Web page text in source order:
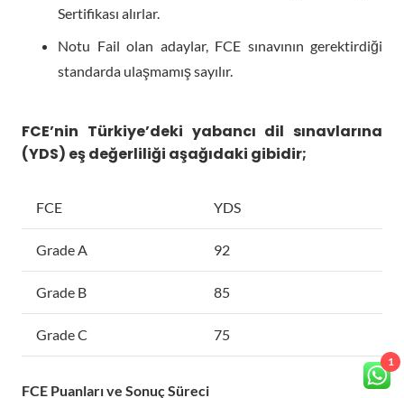
Sertifikası alırlar.
Notu Fail olan adaylar, FCE sınavının gerektirdiği
standarda ulaşmamış sayılır.
FCE’nin Türkiye’deki yabancı dil sınavlarına
(YDS) eş değerliliği aşağıdaki gibidir;
FCE YDS
Grade A 92
Grade B 85
Grade C 75
FCE Puanları ve Sonuç Süreci
1